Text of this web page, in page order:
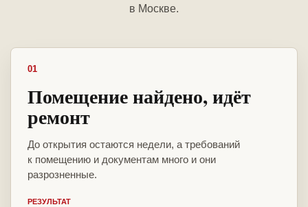
в Москве.
01
Помещение найдено, идёт
ремонт
До открытия остаются недели, а требований
к помещению и документам много и они
разрозненные.
РЕЗУЛЬТАТ